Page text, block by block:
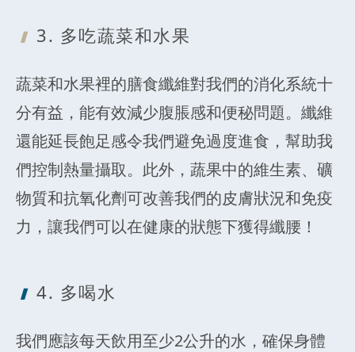
3. 多吃蔬菜和水果
蔬菜和水果裡的膳食纖維對我們的消化系統十
分有益，能有效減少腹脹感和便秘問題。纖維
還能延長飽足感令我們避免過度進食，幫助我
們控制熱量攝取。此外，蔬果中的維生素、礦
物質和抗氧化劑可改善我們的皮膚狀況和免疫
力，讓我們可以在健康的狀態下獲得纖腰！
4. 多喝水
我們應該每天飲用至少2公升的水，確保身體